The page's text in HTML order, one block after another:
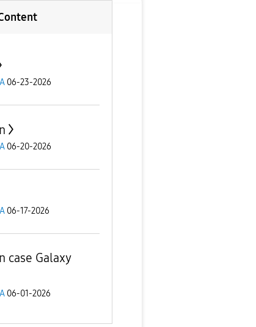
جالاكسى A 06-23-2026
جالاكسى A 06-20-2026
جالاكسى A 06-17-2026
case Galaxy
جالاكسى A 06-01-2026